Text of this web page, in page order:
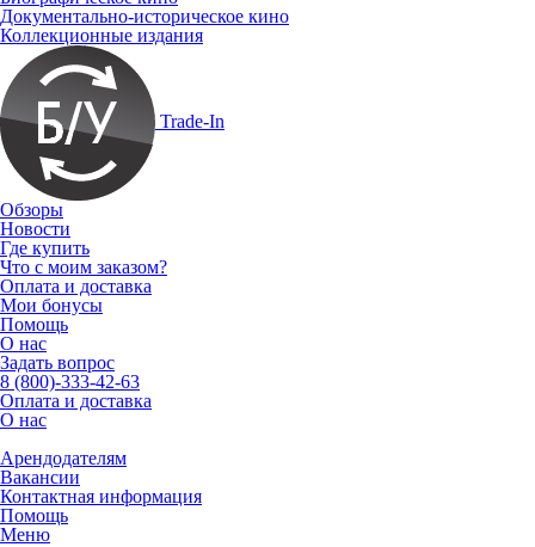
Документально-историческое кино
Коллекционные издания
Trade-In
Обзоры
Новости
Где купить
Что с моим заказом?
Оплата и доставка
Мои бонусы
Помощь
О нас
Задать вопрос
8 (800)-333-42-63
Оплата и доставка
О нас
Арендодателям
Вакансии
Контактная информация
Помощь
Меню